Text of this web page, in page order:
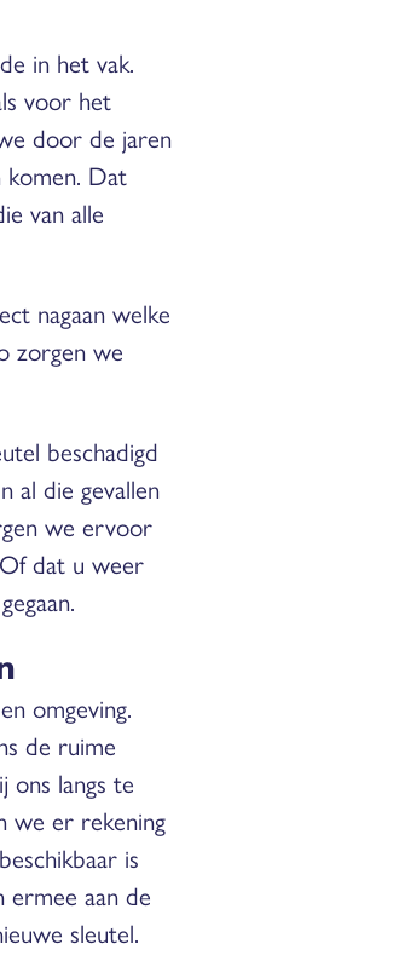
in het vak.
voor het
door de jaren
komen. Dat
van alle
nagaan welke
zorgen we
beschadigd
al die gevallen
we ervoor
dat u weer
omgeving.
de ruime
ons langs te
we er rekening
is
ermee aan de
sleutel.